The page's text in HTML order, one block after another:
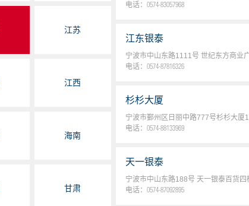
江苏
江西
海南
甘肃
电话： 0574-83057968
江东银泰
宁波市中山东路1111号 世纪东方商业
电话： 0574-87816326
杉杉大厦
宁波市鄞州区日丽中路777号杉杉大厦
电话： 0574-88133969
天一银泰
宁波市中山东路188号 天一银泰百货四
电话： 0574-87092895